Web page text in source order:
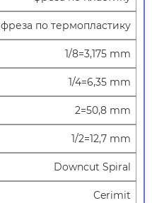
фреза по термопластику
1/8=3,175 mm
1/4=6,35 mm
2=50,8 mm
1/2=12,7 mm
Downcut Spiral
Cerimit